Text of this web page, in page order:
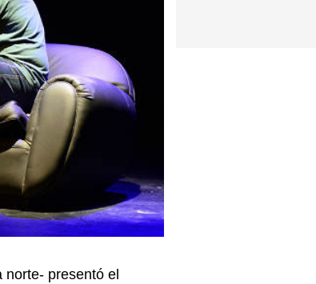
presentó el